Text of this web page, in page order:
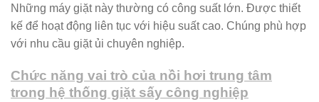
Những máy giặt này thường có công suất lớn. Được thiết
kế để hoạt động liên tục với hiệu suất cao. Chúng phù hợp
với nhu cầu giặt ủi chuyên nghiệp.
Chức năng vai trò của nồi hơi trung tâm
trong hệ thống giặt sấy công nghiệp